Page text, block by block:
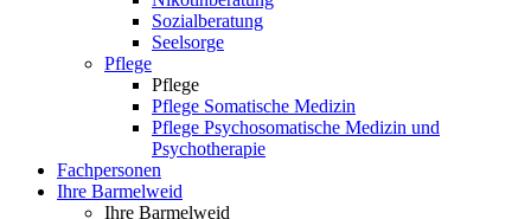
Sozialberatung
Seelsorge
Pflege
Pflege
Pflege Somatische Medizin
Pflege Psychosomatische Medizin und
Psychotherapie
Fachpersonen
Ihre Barmelweid
Ihre Barmelweid